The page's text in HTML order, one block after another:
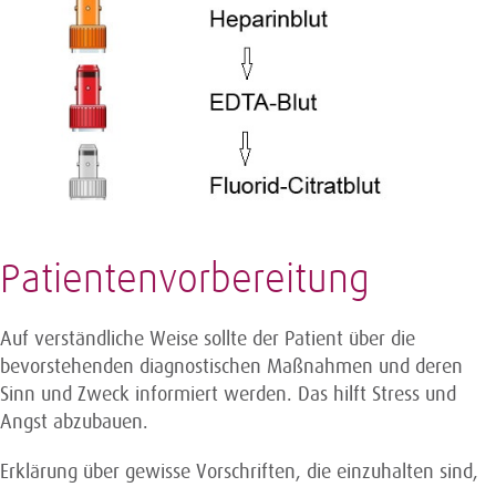
Patientenvorbereitung
Auf verständliche Weise sollte der Patient über die
bevorstehenden diagnostischen Maßnahmen und deren
Sinn und Zweck informiert werden. Das hilft Stress und
Angst abzubauen.
Erklärung über gewisse Vorschriften, die einzuhalten sind,